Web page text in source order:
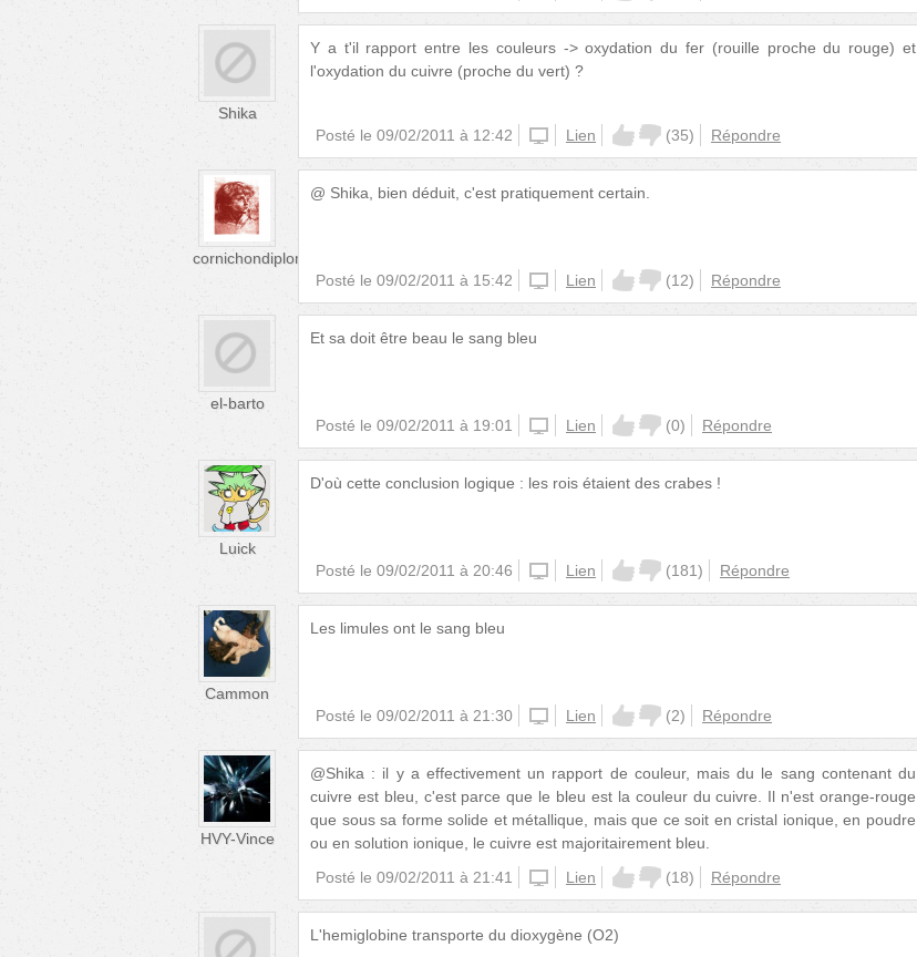
Shika
Y a t'il rapport entre les couleurs -> oxydation du fer (rouille proche du rouge) et
l'oxydation du cuivre (proche du vert) ?
Posté le 09/02/2011 à 12:42 unknown
Lien (35) Répondre
cornichondiplomé
@ Shika, bien déduit, c'est pratiquement certain.
Posté le 09/02/2011 à 15:42 unknown
Lien (12) Répondre
el-barto
Et sa doit être beau le sang bleu
Posté le 09/02/2011 à 19:01 unknown
Lien (0) Répondre
Luick
D'où cette conclusion logique : les rois étaient des crabes !
Posté le 09/02/2011 à 20:46 unknown
Lien (181) Répondre
Cammon
Les limules ont le sang bleu
Posté le 09/02/2011 à 21:30 unknown
Lien (2) Répondre
HVY-Vince
@Shika : il y a effectivement un rapport de couleur, mais du le sang contenant du
cuivre est bleu, c'est parce que le bleu est la couleur du cuivre. Il n'est orange-rouge
que sous sa forme solide et métallique, mais que ce soit en cristal ionique, en poudre
ou en solution ionique, le cuivre est majoritairement bleu.
Posté le 09/02/2011 à 21:41 unknown
Lien (18) Répondre
L'hemiglobine transporte du dioxygène (O2)